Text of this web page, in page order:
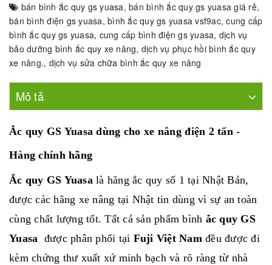
bán bình ắc quy gs yuasa, bán bình ắc quy gs yuasa giá rẻ,
bán bình điện gs yuasa, bình ắc quy gs yuasa vsf9ac,cung cấp
bình ắc quy gs yuasa, cung cấp bình điện gs yuasa, dịch vụ
bảo dưỡng bình ắc quy xe nâng, dịch vụ phục hồi bình ắc quy
xe nâng., dịch vụ sửa chữa bình ắc quy xe nâng
Mô tả
Ắc quy GS Yuasa dùng cho xe nâng điện 2 tấn -
Hàng chính hãng
Ắc quy GS Yuasa là hãng ắc quy số 1 tại Nhật Bản,
được các hãng xe nâng tại Nhật tin dùng vì sự an toàn
cùng chất lượng tốt. Tất cả sản phẩm bình ắc quy GS
Yuasa được phân phối tại Fuji Việt Namđều được đi
kèm chứng thư xuất xứ minh bạch và rõ ràng từ nhà